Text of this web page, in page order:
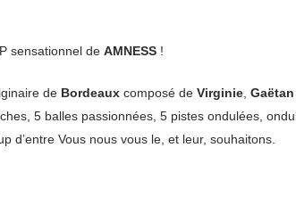
sensationnel de AMNESS !
de Bordeauxcomposé de Virginie, Gaëtan
5 balles passionnées, 5 pistes ondulées,
d’entre Vous nous vous le, et leur, souhaitons.